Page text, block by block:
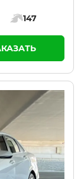
Мощность
147